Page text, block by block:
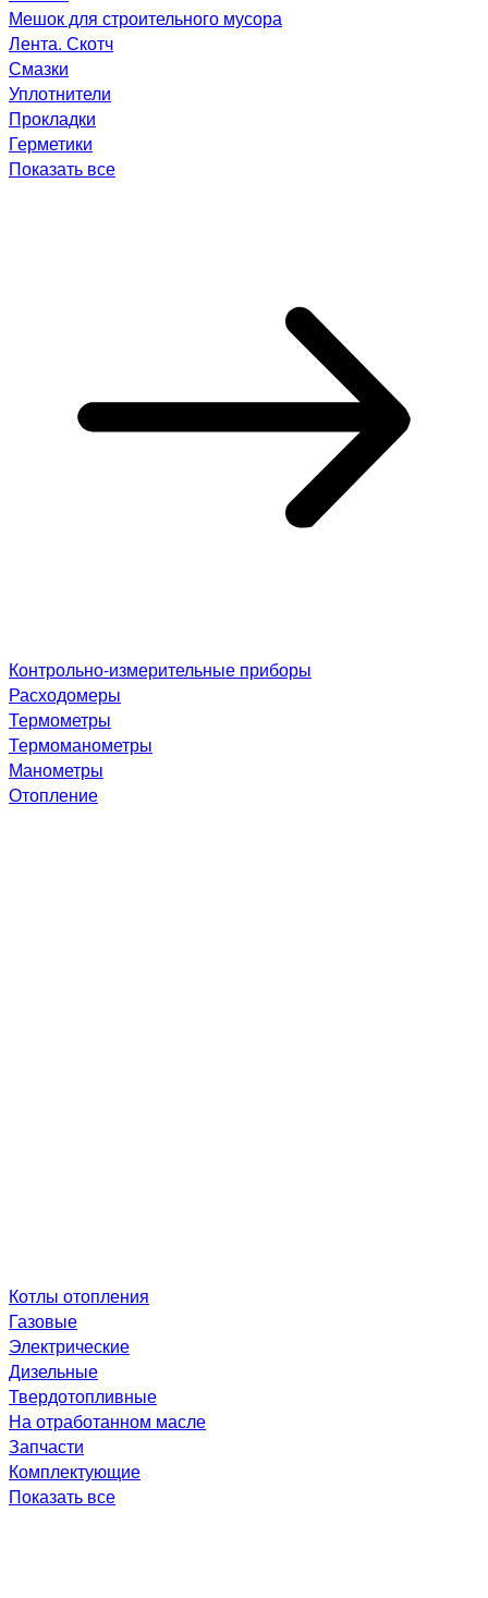
Мешок для строительного мусора
Лента. Скотч
Смазки
Уплотнители
Прокладки
Герметики
Показать все
Контрольно-измерительные приборы
Расходомеры
Термометры
Термоманометры
Манометры
Отопление
Котлы отопления
Газовые
Электрические
Дизельные
Твердотопливные
На отработанном масле
Запчасти
Комплектующие
Показать все